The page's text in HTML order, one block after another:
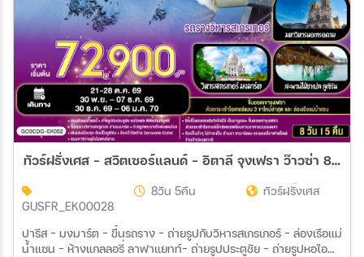
ทัวร์ฝรั่งเศส – สวิตเซอร์แลนด์ – อิตาลี จุงเฟรา ว๊าวซ่า 8 วัน 5 คืน (EK)
GUSFR_EK00028
8วัน 5คืน ทัวร์ฝรั่งเศส
ปารีส – มงมาร์ต - ขึ้นรถราง – ถ่ายรูปกับวิหารสเกรเกอร์ - ล่องเรือแม่
น้ำแซน - ห้างแกลลอรี่ ลาฟาแยทท์– ถ่ายรูปประตูชัย – ถ่ายรูปหอไอ